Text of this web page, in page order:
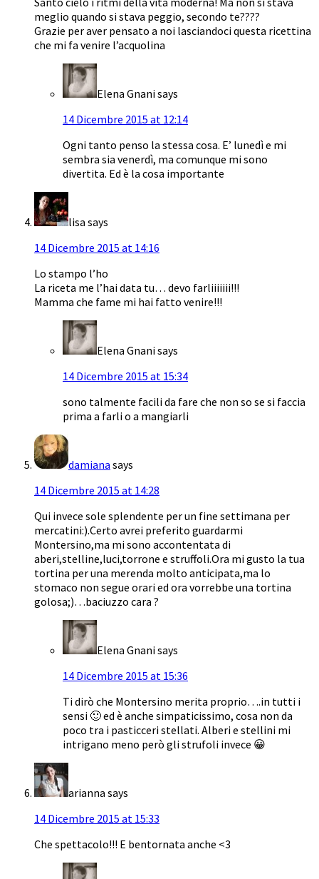
meglio quando si stava peggio, secondo te????
Grazie per aver pensato a noi lasciandoci questa ricettina
che mi fa venire l’acquolina
Elena Gnanisays
14 Dicembre 2015 at 12:14
Ogni tanto penso la stessa cosa. E’ lunedì e mi
sembra sia venerdì, ma comunque mi sono
divertita. Ed è la cosa importante
lisa says
14 Dicembre 2015 at 14:16
Lo stampo l’ho
La riceta me l’hai data tu… devo farliiiiiii!!!
Mamma che fame mi hai fatto venire!!!
Elena Gnanisays
14 Dicembre 2015 at 15:34
sono talmente facili da fare che non so se si faccia
prima a farli o a mangiarli
damiana says
14 Dicembre 2015 at 14:28
Qui invece sole splendente per un fine settimana per
mercatini:).Certo avrei preferito guardarmi
Montersino,ma mi sono accontentata di
aberi,stelline,luci,torrone e struffoli.Ora mi gusto la tua
tortina per una merenda molto anticipata,ma lo
stomaco non segue orari ed ora vorrebbe una tortina
golosa;)…baciuzzo cara ?
Elena Gnanisays
14 Dicembre 2015 at 15:36
Ti dirò che Montersino merita proprio….in tutti i
sensi 🙂 ed è anche simpaticissimo, cosa non da
poco tra i pasticceri stellati. Alberi e stellini mi
intrigano meno però gli strufoli invece 😀
arianna says
14 Dicembre 2015 at 15:33
Che spettacolo!!! E bentornata anche <3